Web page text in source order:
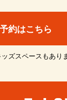
約はこちら
ズスペースもあり